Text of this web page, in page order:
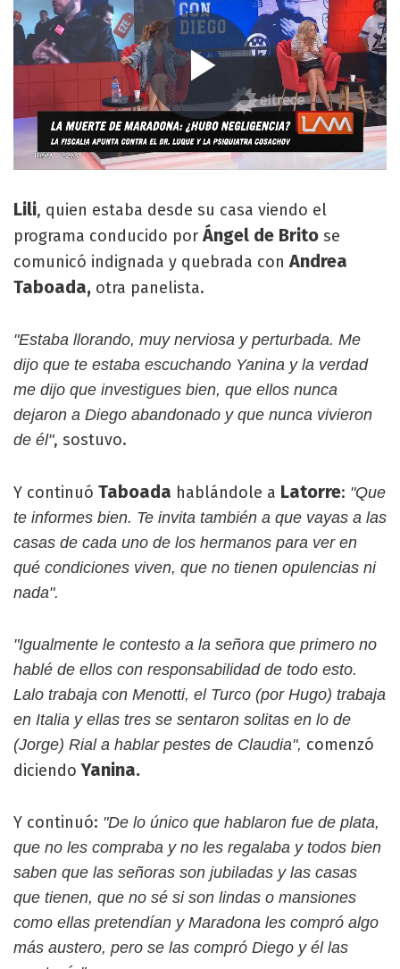
Lili, quien estaba desde su casa viendo el
programa conducido porÁngel de Brito se
comunicó indignada y quebrada conAndrea
Taboada, otra panelista.
"Estaba llorando, muy nerviosa y perturbada. Me
dijo que te estaba escuchando Yanina y la verdad
me dijo que investigues bien, que ellos nunca
dejaron a Diego abandonado y que nunca vivieron
de él", sostuvo.
Y continuó Taboada hablándole a Latorre: "Que
te informes bien. Te invita también a que vayas a las
casas de cada uno de los hermanos para ver en
qué condiciones viven, que no tienen opulencias ni
nada".
"Igualmente le contesto a la señora que primero no
hablé de ellos con responsabilidad de todo esto.
Lalo trabaja con Menotti, el Turco (por Hugo) trabaja
en Italia y ellas tres se sentaron solitas en lo de
(Jorge) Rial a hablar pestes de Claudia", comenzó
diciendoYanina.
Y continuó: "De lo único que hablaron fue de plata,
que no les compraba y no les regalaba y todos bien
saben que las señoras son jubiladas y las casas
que tienen, que no sé si son lindas o mansiones
como ellas pretendían y Maradona les compró algo
más austero, pero se las compró Diego y él las